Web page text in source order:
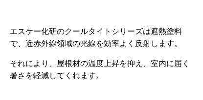
エスケー化研のクールタイトシリーズは遮熱塗料
で、近赤外線領域の光線を効率よく反射します。
それにより、屋根材の温度上昇を抑え、室内に届く
暑さを軽減してくれます。